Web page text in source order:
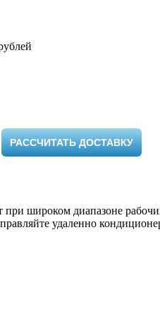
РАССЧИТАТЬ ДОСТАВКУ
широком диапазоне
удаленно